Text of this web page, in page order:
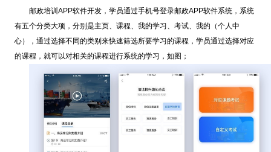
邮政培训APP软件开发，学员通过手机号登录邮政APP软件系统，系统
有五个分类大项，分别是主页、课程、我的学习、考试、我的（个人中
心），通过选择不同的类别来快速筛选所要学习的课程，学员通过选择对应
的课程，就可以对相关的课程进行系统的学习，如图；